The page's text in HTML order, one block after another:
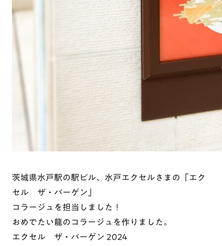
茨城県水戸駅の駅ビル、水戸エクセルさまの「エク
セル ザ・バーゲン」
コラージュを担当しました！
おめでたい龍のコラージュを作りました。
エクセル ザ・バーゲン 2024